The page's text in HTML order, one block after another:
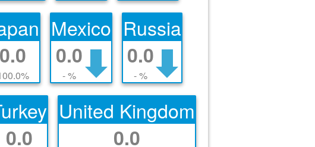
0.0
Mexico
0.0
- %
Russia
0.0
- %
0.0
United Kingdom
0.0